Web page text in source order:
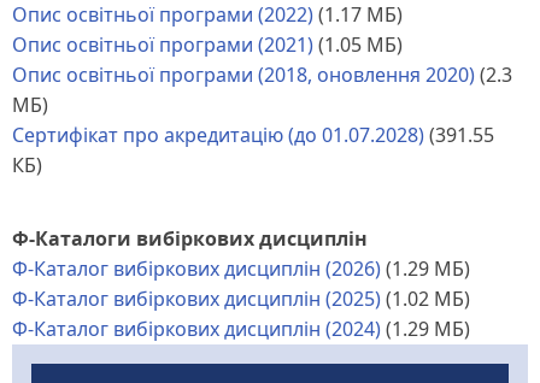
Опис освітньої програми (2022)(1.17 МБ)
Опис освітньої програми (2021)(1.05 МБ)
Опис освітньої програми (2018, оновлення 2020)(2.3
МБ)
Сертифікат про акредитацію (до 01.07.2028)(391.55
КБ)
Ф-Каталоги вибіркових дисциплін
Ф-Каталог вибіркових дисциплін (2026)(1.29 МБ)
Ф-Каталог вибіркових дисциплін (2025)(1.02 МБ)
Ф-Каталог вибіркових дисциплін (2024)(1.29 МБ)